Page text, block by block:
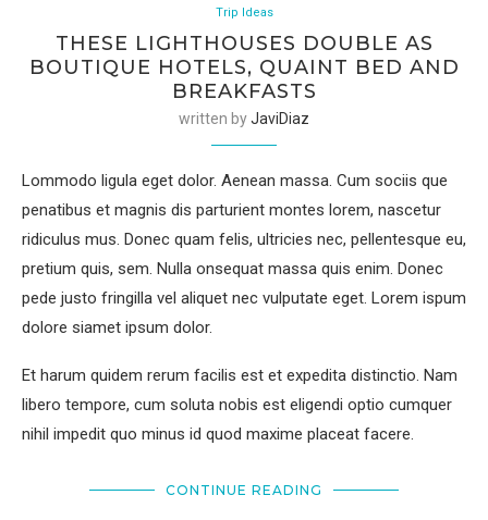
Trip Ideas
THESE LIGHTHOUSES DOUBLE AS
BOUTIQUE HOTELS, QUAINT BED AND
BREAKFASTS
written byJaviDiaz
Lommodo ligula eget dolor. Aenean massa. Cum sociis que
penatibus et magnis dis parturient montes lorem, nascetur
ridiculus mus. Donec quam felis, ultricies nec, pellentesque eu,
pretium quis, sem. Nulla onsequat massa quis enim. Donec
pede justo fringilla vel aliquet nec vulputate eget. Lorem ispum
dolore siamet ipsum dolor.
Et harum quidem rerum facilis est et expedita distinctio. Nam
libero tempore, cum soluta nobis est eligendi optio cumquer
nihil impedit quo minus id quod maxime placeat facere.
CONTINUE READING